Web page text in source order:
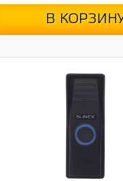
В